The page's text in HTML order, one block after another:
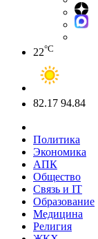
22°C
82.17 94.84
Политика
Экономика
АПК
Общество
Связь и IT
Образование
Медицина
Религия